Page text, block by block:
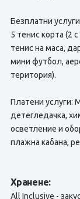
Безплатни
5 тенис корта (2
тенис на маса,
мини футбол,
територия).
Платени услуги:
детегледачка,
осветление и
плажна кабана,
Хранене:
All Inclusive -